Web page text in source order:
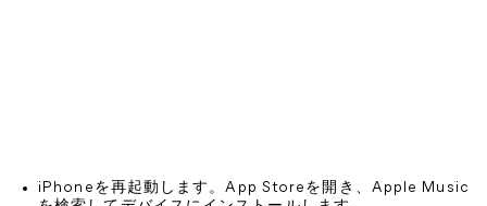
iPhoneを再起動します。App Storeを開き、Apple Music